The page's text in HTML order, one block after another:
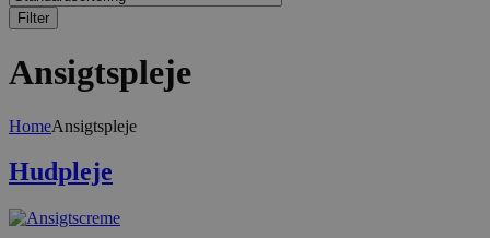
Filter
Ansigtspleje
HomeAnsigtspleje
Hudpleje